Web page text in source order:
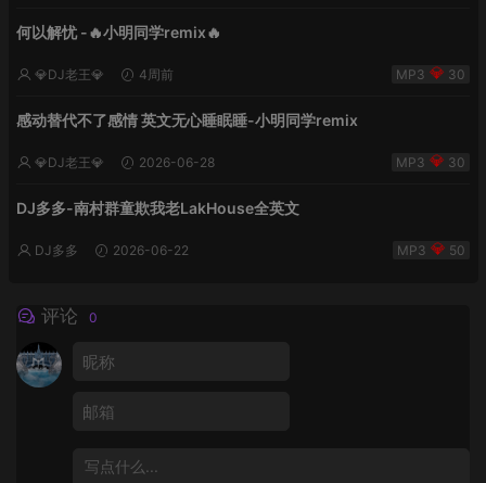
何以解忧 -🔥小明同学remix🔥
💎DJ老王💎 4周前 30
感动替代不了感情 英文无心睡眠睡-小明同学remix
💎DJ老王💎 2026-06-28 30
DJ多多-南村群童欺我老LakHouse全英文
DJ多多 2026-06-22 50
评论 0